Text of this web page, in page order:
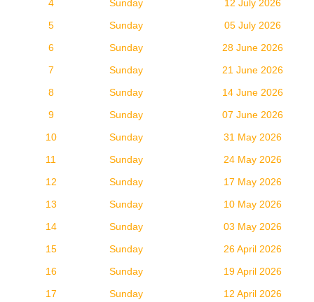
4
Sunday
12 July 2026
5
Sunday
05 July 2026
6
Sunday
28 June 2026
7
Sunday
21 June 2026
8
Sunday
14 June 2026
9
Sunday
07 June 2026
10
Sunday
31 May 2026
11
Sunday
24 May 2026
12
Sunday
17 May 2026
13
Sunday
10 May 2026
14
Sunday
03 May 2026
15
Sunday
26 April 2026
16
Sunday
19 April 2026
17
Sunday
12 April 2026